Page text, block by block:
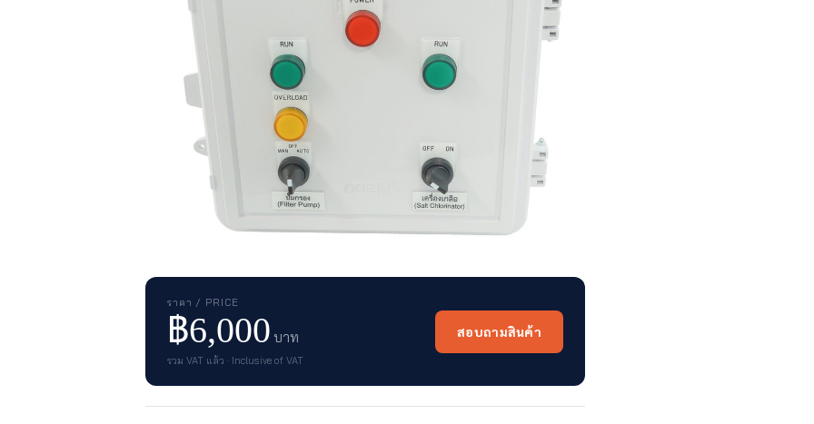
ราคา / PRICE
฿6,000 บาท
รวม VAT แล้ว · Inclusive of VAT
สอบถามสินค้า